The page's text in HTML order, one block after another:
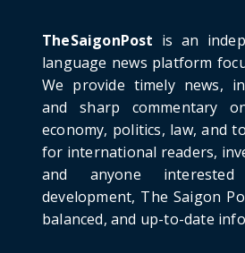
Project: An
June 21, 2026
HOTNEWS
Detailed Analysis of the
Law in
June 21, 2026
HOTNEWS
Prime Minister Lê Minh
Russia: A New
TheSaigonPost is an
language news platform
We provide timely news,
and sharp commentary
economy, politics, law, and
for international readers,
and anyone interested
development, The Saigon
balanced, and up-to-date